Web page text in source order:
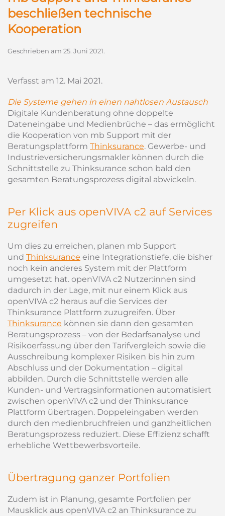
beschließen technische
Kooperation
Geschrieben am 25. Juni 2021.
Verfasst am 12. Mai 2021.
Die Systeme gehen in einen nahtlosen Austausch
Digitale Kundenberatung ohne doppelte
Dateneingabe und Medienbrüche – das ermöglicht
die Kooperation von mb Support mit der
Beratungsplattform Thinksurance. Gewerbe- und
Industrieversicherungsmakler können durch die
Schnittstelle zu Thinksurance schon bald den
gesamten Beratungsprozess digital abwickeln.
Per Klick aus openVIVA c2 auf Services
zugreifen
Um dies zu erreichen, planen mb Support
und Thinksurance eine Integrationstiefe, die bisher
noch kein anderes System mit der Plattform
umgesetzt hat. openVIVA c2 Nutzer:innen sind
dadurch in der Lage, mit nur einem Klick aus
openVIVA c2 heraus auf die Services der
Thinksurance Plattform zuzugreifen. Über
Thinksurance können sie dann den gesamten
Beratungsprozess – von der Bedarfsanalyse und
Risikoerfassung über den Tarifvergleich sowie die
Ausschreibung komplexer Risiken bis hin zum
Abschluss und der Dokumentation – digital
abbilden. Durch die Schnittstelle werden alle
Kunden- und Vertragsinformationen automatisiert
zwischen openVIVA c2 und der Thinksurance
Plattform übertragen. Doppeleingaben werden
durch den medienbruchfreien und ganzheitlichen
Beratungsprozess reduziert. Diese Effizienz schafft
erhebliche Wettbewerbsvorteile.
Übertragung ganzer Portfolien
Zudem ist in Planung, gesamte Portfolien per
Mausklick aus openVIVA c2 an Thinksurance zu